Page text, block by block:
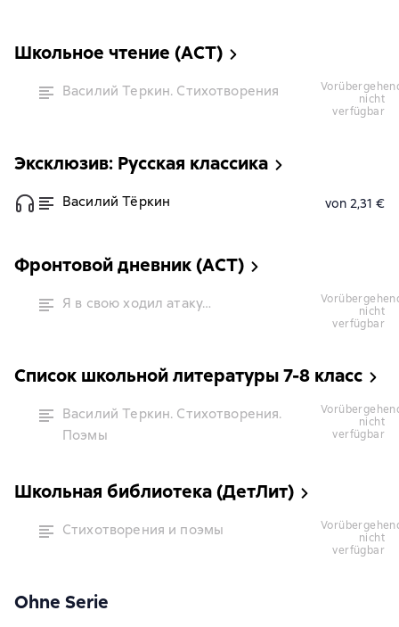
Школьное чтение (АСТ)
Василий Теркин. Стихотворения
vorübergehend
nicht
verfügbar
Эксклюзив: Русская классика
Василий Тёркин von 2,31 €
Фронтовой дневник (АСТ)
Я в свою ходил атаку…
vorübergehend
nicht
verfügbar
Список школьной литературы 7-8 класс
Василий Теркин. Стихотворения.
Поэмы
vorübergehend
nicht
verfügbar
Школьная библиотека (ДетЛит)
Стихотворения и поэмы
vorübergehend
nicht
verfügbar
Ohne Serie